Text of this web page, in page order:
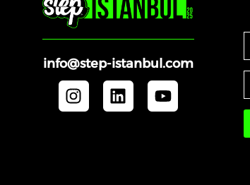
info@step-istanbul.com